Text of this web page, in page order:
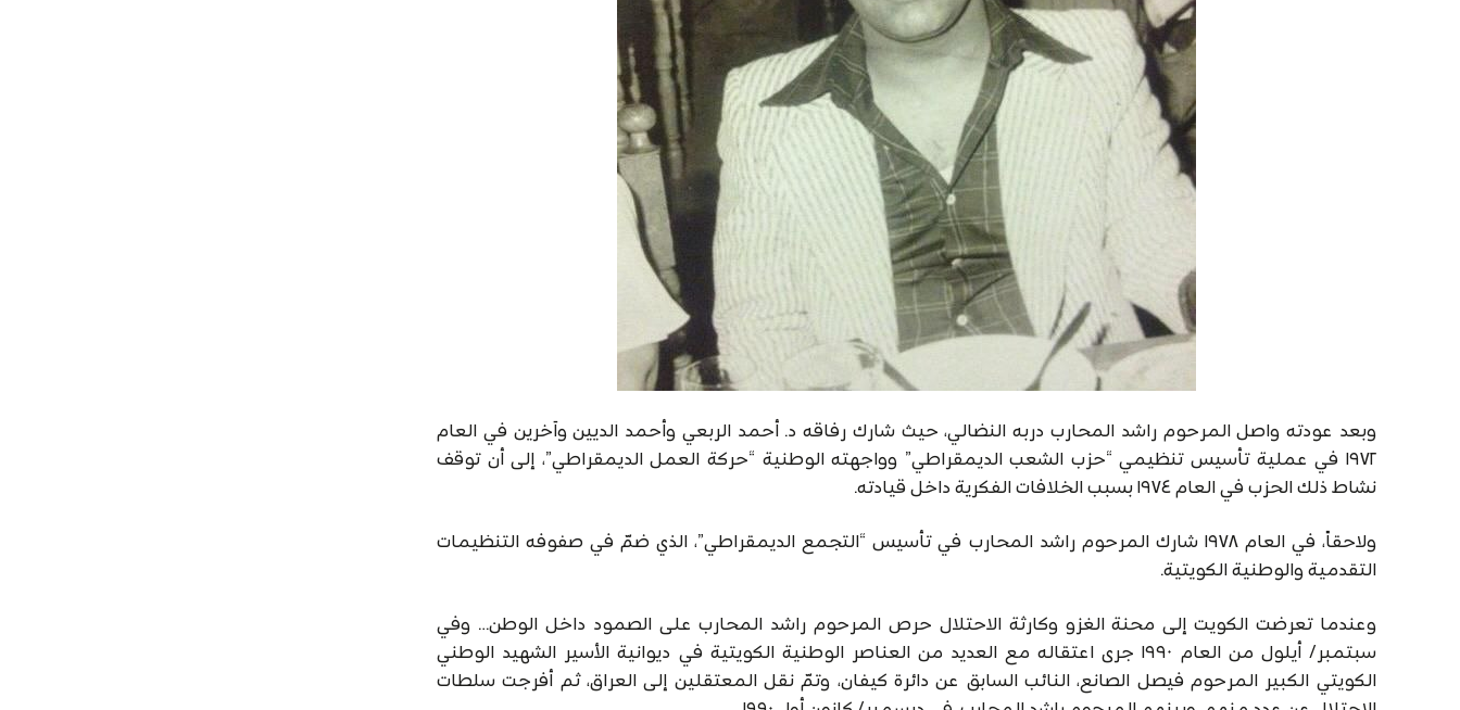
وبعد عودته واصل المرحوم راشد المحارب دربه النضالي، حيث شارك رفاقه د. أحمد الربعي وأحمد الديين وآخرين في العام
١٩٧٢ في عملية تأسيس تنظيمي “حزب الشعب الديمقراطي” وواجهته الوطنية “حركة العمل الديمقراطي”، إلى أن توقف
نشاط ذلك الحزب في العام ١٩٧٤ بسبب الخلافات الفكرية داخل قيادته.
ولاحقاً، في العام ١٩٧٨ شارك المرحوم راشد المحارب في تأسيس “التجمع الديمقراطي”، الذي ضمّ في صفوفه التنظيمات
التقدمية والوطنية الكويتية.
وعندما تعرضت الكويت إلى محنة الغزو وكارثة الاحتلال حرص المرحوم راشد المحارب على الصمود داخل الوطن… وفي
سبتمبر/ أيلول من العام ١٩٩٠ جرى اعتقاله مع العديد من العناصر الوطنية الكويتية في ديوانية الأسير الشهيد الوطني
الكويتي الكبير المرحوم فيصل الصانع، النائب السابق عن دائرة كيفان، وتمّ نقل المعتقلين إلى العراق، ثم أفرجت سلطات